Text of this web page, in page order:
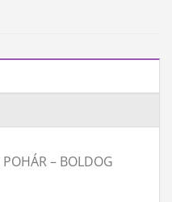
– BOLDOG